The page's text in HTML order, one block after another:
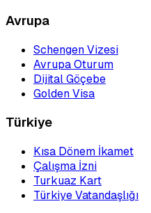
Avrupa
Schengen Vizesi
Avrupa Oturum
Dijital Göçebe
Golden Visa
Türkiye
Kısa Dönem İkamet
Çalışma İzni
Turkuaz Kart
Türkiye Vatandaşlığı